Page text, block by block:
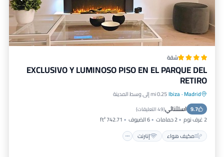
شقة
EXCLUSIVO Y LUMINOSO PISO EN EL PARQUE DEL
RETIRO
Madrid
·
Ibiza0.25 mi إلى وسط المدينة
9.7 استثنائي(49 التعليقات )
2 غرف نوم 2 حمامات 6 الضيوف
742.71 ft²
مكيف هواء
إنترنت
مكيف هواء إنترنت
تسهيلات لذوي الاحتياجات الخاصة